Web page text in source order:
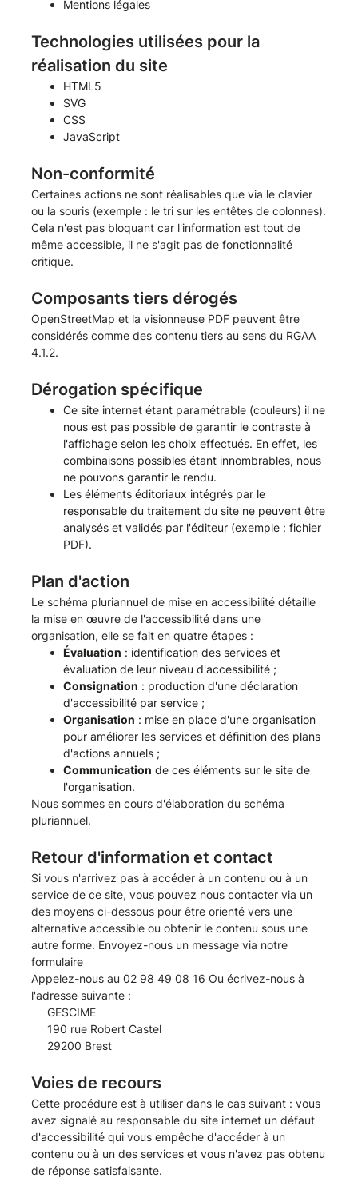
Mentions légales
Technologies utilisées pour la
réalisation du site
HTML5
SVG
CSS
JavaScript
Non-conformité
Certaines actions ne sont réalisables que via le clavier
ou la souris (exemple : le tri sur les entêtes de colonnes).
Cela n'est pas bloquant car l'information est tout de
même accessible, il ne s'agit pas de fonctionnalité
critique.
Composants tiers dérogés
OpenStreetMap et la visionneuse PDF peuvent être
considérés comme des contenu tiers au sens du RGAA
4.1.2.
Dérogation spécifique
Ce site internet étant paramétrable (couleurs) il ne
nous est pas possible de garantir le contraste à
l'affichage selon les choix effectués. En effet, les
combinaisons possibles étant innombrables, nous
ne pouvons garantir le rendu.
Les éléments éditoriaux intégrés par le
responsable du traitement du site ne peuvent être
analysés et validés par l'éditeur (exemple : fichier
PDF).
Plan d'action
Le schéma pluriannuel de mise en accessibilité détaille
la mise en œuvre de l'accessibilité dans une
organisation, elle se fait en quatre étapes :
Évaluation : identification des services et
évaluation de leur niveau d'accessibilité ;
Consignation : production d'une déclaration
d'accessibilité par service ;
Organisation : mise en place d'une organisation
pour améliorer les services et définition des plans
d'actions annuels ;
Communication de ces éléments sur le site de
l'organisation.
Nous sommes en cours d'élaboration du schéma
pluriannuel.
Retour d'information et contact
Si vous n'arrivez pas à accéder à un contenu ou à un
service de ce site, vous pouvez nous contacter via un
des moyens ci-dessous pour être orienté vers une
alternative accessible ou obtenir le contenu sous une
autre forme. Envoyez-nous un message via notre
formulaire
Appelez-nous au 02 98 49 08 16 Ou écrivez-nous à
l'adresse suivante :
GESCIME
190 rue Robert Castel
29200 Brest
Voies de recours
Cette procédure est à utiliser dans le cas suivant : vous
avez signalé au responsable du site internet un défaut
d'accessibilité qui vous empêche d'accéder à un
contenu ou à un des services et vous n'avez pas obtenu
de réponse satisfaisante.